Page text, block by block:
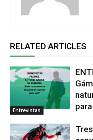
RELATED ARTICLES
Entrevistas